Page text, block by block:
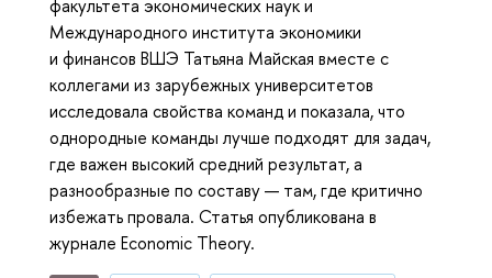
факультета экономических наук и
Международного института экономики
и финансов ВШЭ Татьяна Майская вместе с
коллегами из зарубежных университетов
исследовала свойства команд и показала, что
однородные команды лучше подходят для задач,
где важен высокий средний результат, а
разнообразные по составу — там, где критично
избежать провала. Статья опубликована в
журнале Economic Theory.